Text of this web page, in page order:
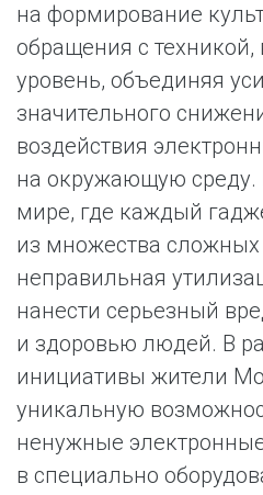
на формирование
обращения с
уровень, объединяя
значительного
воздействия
на окружающую среду.
мире, где каждый
из множества
неправильная
нанести серьезный
и здоровью людей. В
инициативы жители
уникальную
ненужные
в специально